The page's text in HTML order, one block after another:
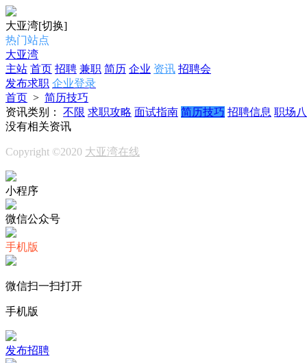
大亚湾[切换]
热门站点
大亚湾
主站 首页 招聘 兼职 简历 企业 资讯 招聘会
发布求职 企业登录
首页 > 简历技巧
资讯类别：
不限 求职攻略 面试指南 简历技巧 招聘信息 职场
没有相关资讯
Copyright ©2020 大亚湾在线
小程序
微信公众号
手机版
微信扫一扫打开
手机版
发布招聘